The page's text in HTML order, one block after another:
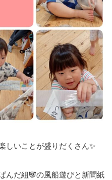
しいことが盛りだくさん✨
んだ組🐼の風船遊びと新聞紙